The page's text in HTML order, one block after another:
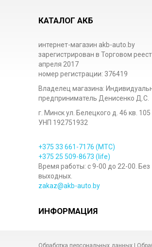
КАТАЛОГ АКБ
интернет-магазин akb-auto.by
зарегистрирован в Торговом
апреля 2017
номер регистрации: 376419
Владелец магазина:
предприниматель Денисенко Д.С.
г. Минск ул. Белецкого д. 46 кв. 105
УНП 192751932
+375 33 661-7176 (МТС)
+375 25 509-8673 (life)
Время работы: с 9-00 до 22-00. Без
выходных.
zakaz@akb-auto.by
ИНФОРМАЦИЯ
Обработка персональных данных |